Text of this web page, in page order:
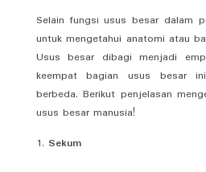
Selain fungsi usus besar dalam
untuk mengetahui anatomi atau
Usus besar dibagi menjadi
keempat bagian usus besar
berbeda. Berikut penjelasan
usus besar manusia!
Sekum